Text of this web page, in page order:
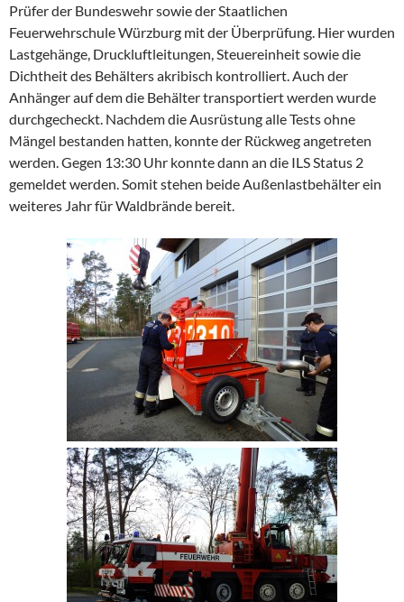
Prüfer der Bundeswehr sowie der Staatlichen
Feuerwehrschule Würzburg mit der Überprüfung. Hier wurden
Lastgehänge, Druckluftleitungen, Steuereinheit sowie die
Dichtheit des Behälters akribisch kontrolliert. Auch der
Anhänger auf dem die Behälter transportiert werden wurde
durchgecheckt. Nachdem die Ausrüstung alle Tests ohne
Mängel bestanden hatten, konnte der Rückweg angetreten
werden. Gegen 13:30 Uhr konnte dann an die ILS Status 2
gemeldet werden. Somit stehen beide Außenlastbehälter ein
weiteres Jahr für Waldbrände bereit.